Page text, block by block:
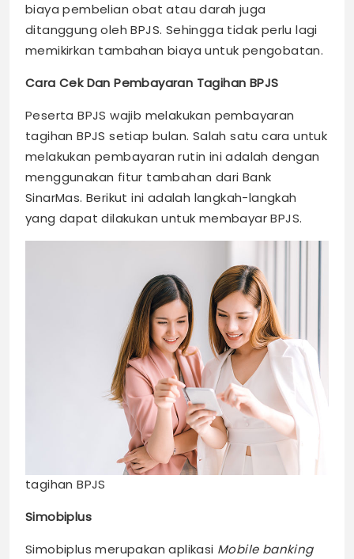
biaya pembelian obat atau darah juga
ditanggung oleh BPJS. Sehingga tidak perlu lagi
memikirkan tambahan biaya untuk pengobatan.
Cara Cek Dan Pembayaran Tagihan BPJS
Peserta BPJS wajib melakukan pembayaran
tagihan BPJS setiap bulan. Salah satu cara untuk
melakukan pembayaran rutin ini adalah dengan
menggunakan fitur tambahan dari Bank
SinarMas. Berikut ini adalah langkah-langkah
yang dapat dilakukan untuk membayar BPJS.
tagihan BPJS
Simobiplus
Simobiplus merupakan aplikasi Mobile banking